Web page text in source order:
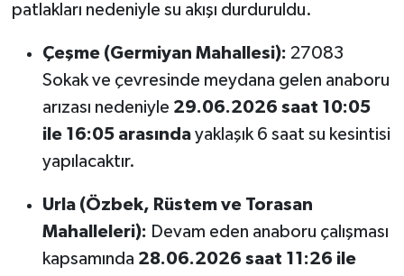
patlakları nedeniyle su akışı durduruldu.
Çeşme (Germiyan Mahallesi): 27083
Sokak ve çevresinde meydana gelen anaboru
arızası nedeniyle 29.06.2026 saat 10:05
ile 16:05 arasındayaklaşık 6 saat su kesintisi
yapılacaktır.
Urla (Özbek, Rüstem ve Torasan
Mahalleleri): Devam eden anaboru çalışması
kapsamında 28.06.2026 saat 11:26 ile